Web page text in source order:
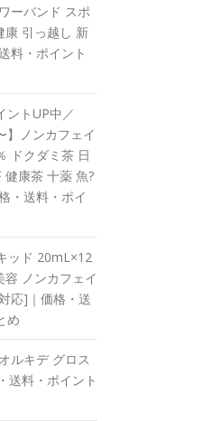
ーバンド スポ
康 引っ越し 新
料・ポイント
ントUP中／
】ノンカフェイ
ドクダミ茶 日
康茶 十薬 魚?
・送料・ポイ
ッド 20mL×12
ノンカフェイ
応]｜価格・送
め
ルキデ グロス
送料・ポイント